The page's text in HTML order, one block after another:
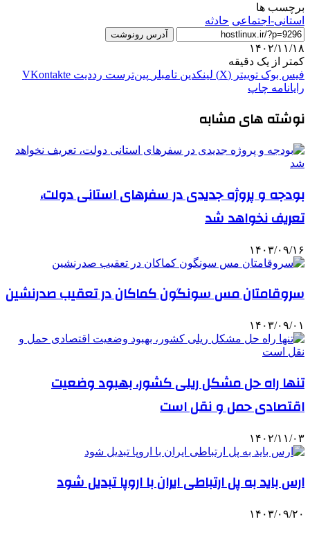
برچسب ها
استانی-اجتماعی حادثه
آدرس رونوشت
۱۴۰۲/۱۱/۱۸
کمتر از یک دقیقه
فیس بوک توییتر (X) لینکدین ‫تامبلر ‫پین‌ترست ‫رددیت ‫VKontakte
رایانامه چاپ
نوشته های مشابه
بودجه و پروژه جدیدی در سفرهای استانی دولت،
تعریف نخواهد شد
۱۴۰۳/۰۹/۱۶
سروقامتان مس سونگون کماکان در تعقیب صدرنشین
۱۴۰۳/۰۹/۰۱
تنها راه حل مشکل ریلی کشور، بهبود وضعیت
اقتصادی حمل و نقل است
۱۴۰۲/۱۱/۰۳
ارس باید به پل ارتباطی ایران با اروپا تبدیل شود
۱۴۰۳/۰۹/۲۰